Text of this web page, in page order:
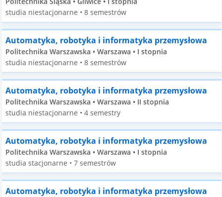
studia niestacjonarne • 8 semestrów
Automatyka, robotyka i informatyka przemysłowa
Politechnika Warszawska • Warszawa • I stopnia
studia niestacjonarne • 8 semestrów
Automatyka, robotyka i informatyka przemysłowa
Politechnika Warszawska • Warszawa • II stopnia
studia niestacjonarne • 4 semestry
Automatyka, robotyka i informatyka przemysłowa
Politechnika Warszawska • Warszawa • I stopnia
studia stacjonarne • 7 semestrów
Automatyka, robotyka i informatyka przemysłowa